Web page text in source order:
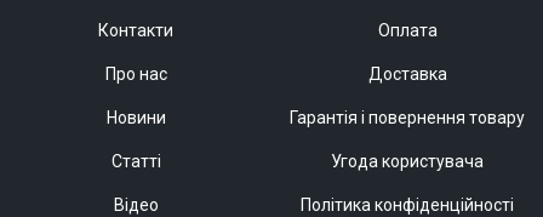
Контакти
Про нас
Новини
Статті
Відео
Оплата
Доставка
Гарантія і повернення товару
Угода користувача
Політика конфіденційності